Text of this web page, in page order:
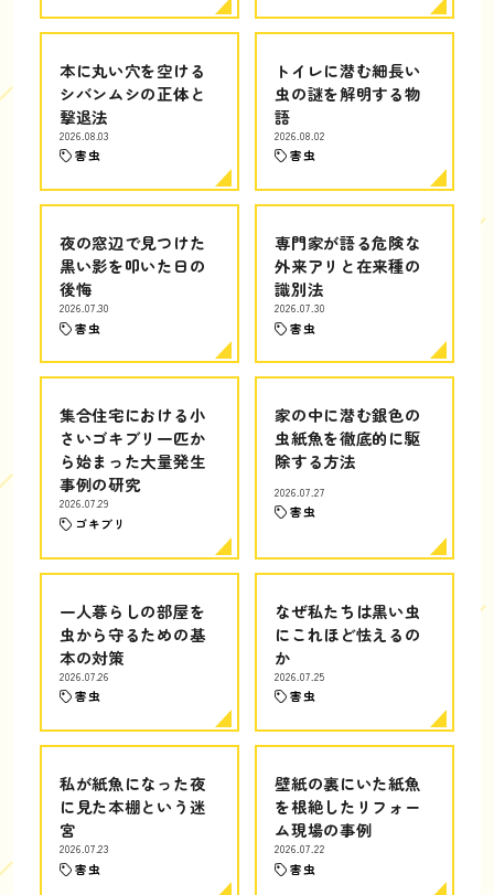
本に丸い穴を空ける
シバンムシの正体と
撃退法
2026.08.03
害虫
トイレに潜む細長い
虫の謎を解明する物
語
2026.08.02
害虫
夜の窓辺で見つけた
黒い影を叩いた日の
後悔
2026.07.30
害虫
専門家が語る危険な
外来アリと在来種の
識別法
2026.07.30
害虫
集合住宅における小
さいゴキブリ一匹か
ら始まった大量発生
事例の研究
2026.07.29
ゴキブリ
家の中に潜む銀色の
虫紙魚を徹底的に駆
除する方法
2026.07.27
害虫
一人暮らしの部屋を
虫から守るための基
本の対策
2026.07.26
害虫
なぜ私たちは黒い虫
にこれほど怯えるの
か
2026.07.25
害虫
私が紙魚になった夜
に見た本棚という迷
宮
2026.07.23
害虫
壁紙の裏にいた紙魚
を根絶したリフォー
ム現場の事例
2026.07.22
害虫